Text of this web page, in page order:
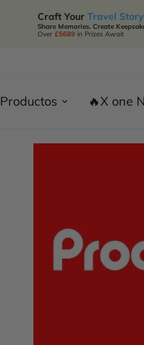
Craft Your Travel Story
Share Memories. Create
Over £5689 in Prizes Await
Productos 🔥X one